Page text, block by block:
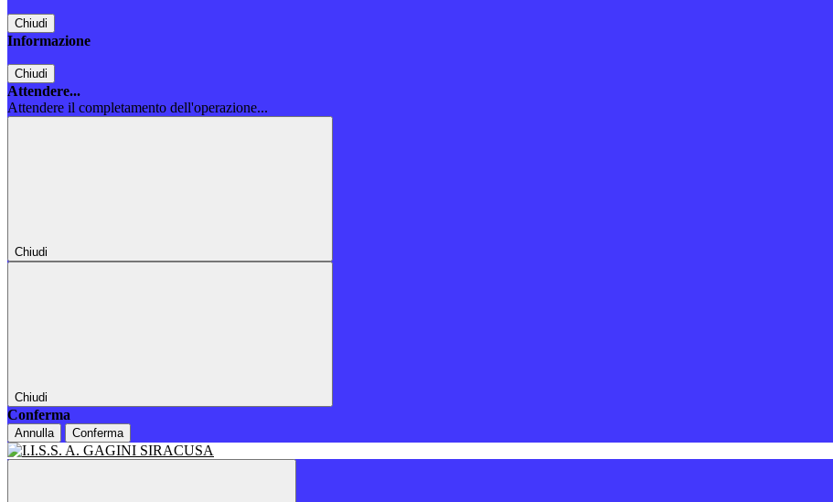
Chiudi
Informazione
Chiudi
Attendere...
Attendere il completamento dell'operazione...
Chiudi
Chiudi
Conferma
Annulla Conferma